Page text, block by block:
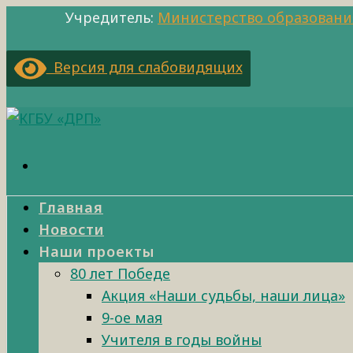
Учредитель: Министерство
Версия для слабовидящих
Главная
Новости
Наши проекты
80 лет Победе
Акция «Наши судьбы, наши лица»
9-ое мая
Учителя в годы войны